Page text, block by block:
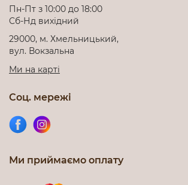
Пн-Пт з 10:00 до 18:00
Cб-Нд вихідний
29000, м. Хмельницький,
вул. Вокзальна
Ми на карті
Соц. мережі
Ми приймаємо оплату